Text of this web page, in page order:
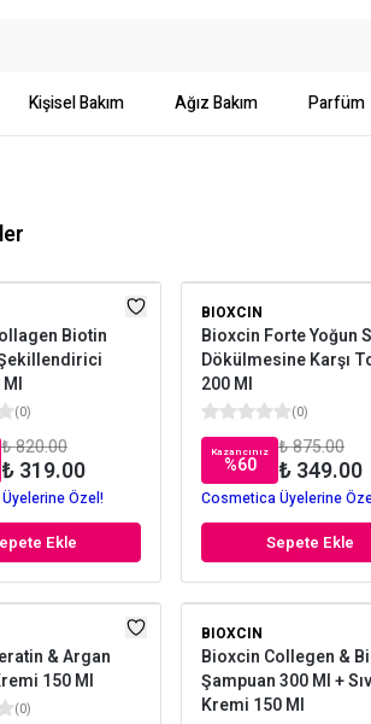
Kişisel Bakım Ağız Bakım Parfüm
Biotin
(0)
₺ 820.00
₺ 319.00
Özel!
Ekle
BIOXCIN
Bioxcin Forte Yoğun
Dökülmesine Karşı
200 Ml
(0)
Kazancınız
%60
₺ 875.00
₺ 349.00
Cosmetica Üyelerine
Sepete Ekle
& Argan
150 Ml
(0)
BIOXCIN
Bioxcin Collegen &
Şampuan 300 Ml +
Kremi 150 Ml